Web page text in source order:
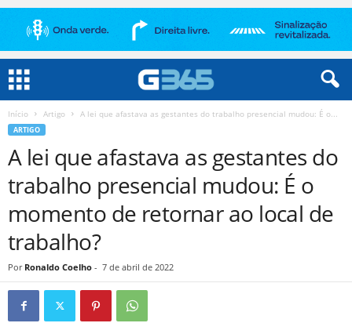
Início Artigo A lei que afastava as gestantes do trabalho presencial mudou: É o...
ARTIGO
A lei que afastava as gestantes do
trabalho presencial mudou: É o
momento de retornar ao local de
trabalho?
Por Ronaldo Coelho - 7 de abril de 2022